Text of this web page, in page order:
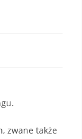
zwane także